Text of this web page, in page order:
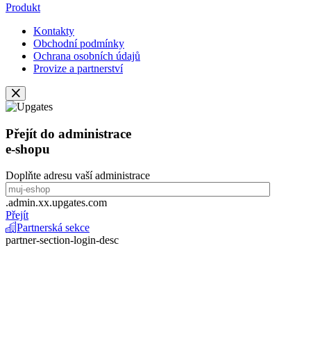
Produkt
Kontakty
Obchodní podmínky
Ochrana osobních údajů
Provize a partnerství
Přejít do administrace
e-shopu
Doplňte adresu vaší administrace
.admin.xx.upgates.com
Přejít
Partnerská sekce
partner-section-login-desc